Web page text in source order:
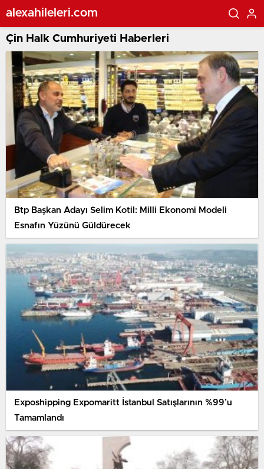
alexahileleri.com
Çin Halk Cumhuriyeti Haberleri
Btp Başkan Adayı Selim Kotil: Milli Ekonomi Modeli
Esnafın Yüzünü Güldürecek
Exposhipping Expomaritt İstanbul Satışlarının %99’u
Tamamlandı